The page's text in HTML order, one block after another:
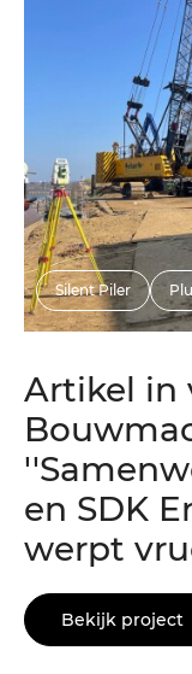
Silent Piler
Artikel in
en SDK
werpt
Bekijk project